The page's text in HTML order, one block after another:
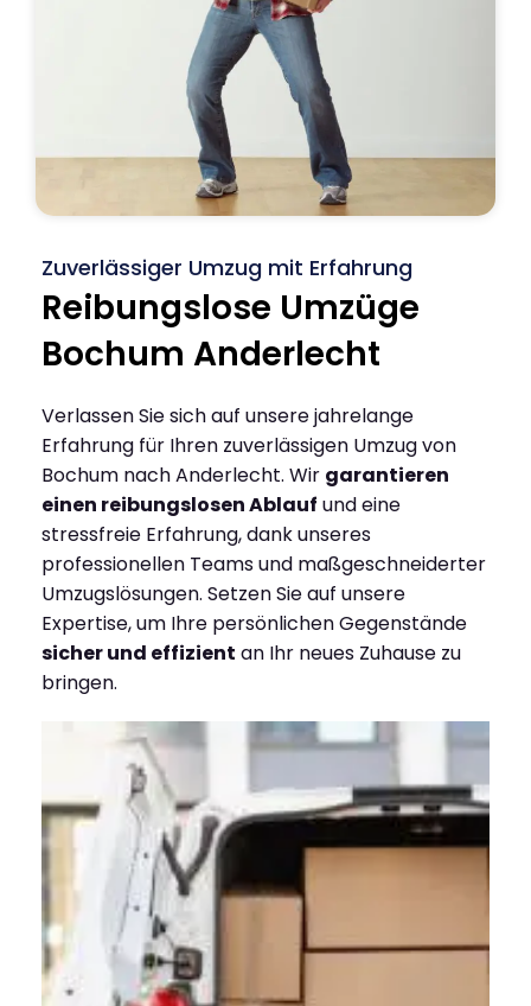
Zuverlässiger Umzug mit Erfahrung
Reibungslose Umzüge
Bochum Anderlecht
Verlassen Sie sich auf unsere jahrelange
Erfahrung für Ihren zuverlässigen Umzug von
Bochum nach Anderlecht. Wir garantieren
einen reibungslosen Ablauf und eine
stressfreie Erfahrung, dank unseres
professionellen Teams und maßgeschneiderter
Umzugslösungen. Setzen Sie auf unsere
Expertise, um Ihre persönlichen Gegenstände
sicher und effizient an Ihr neues Zuhause zu
bringen.